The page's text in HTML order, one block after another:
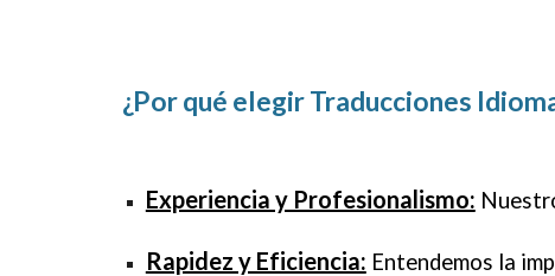
¿Por qué elegir Traducciones
Experiencia y Profesionalismo:
Rapidez y Eficiencia: Entendemos la